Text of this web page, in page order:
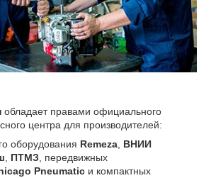
обладает правами официального
центра для производителей:
оборудования Remeza, ВНИИ
, ПТМЗ, передвижных
Pneumatic и компактных